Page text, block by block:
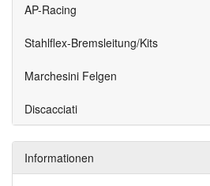
AP-Racing
Stahlflex-Bremsleitung/Kits
Marchesini Felgen
Discacciati
Informationen